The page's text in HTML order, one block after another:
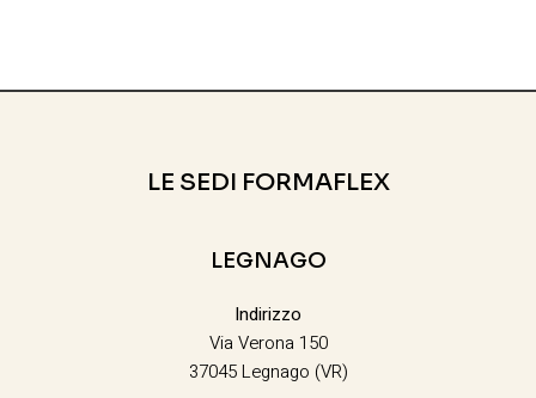
LE SEDI FORMAFLEX
LEGNAGO
Indirizzo
Via Verona 150
37045 Legnago (VR)